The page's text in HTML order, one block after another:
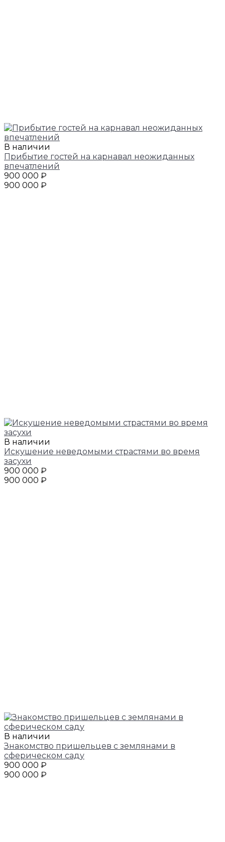
В наличии
Прибытие гостей на карнавал неожиданных
впечатлений
900 000 ₽
900 000 ₽
В наличии
Искушение неведомыми страстями во время
засухи
900 000 ₽
900 000 ₽
В наличии
Знакомство пришельцев с землянами в
сферическом саду
900 000 ₽
900 000 ₽